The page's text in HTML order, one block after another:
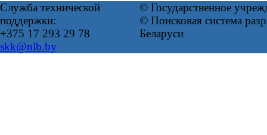
Служба технической
поддержки:
+375 17 293 29 78
skk@nlb.by
© Государственное
© Поисковая система
Беларуси